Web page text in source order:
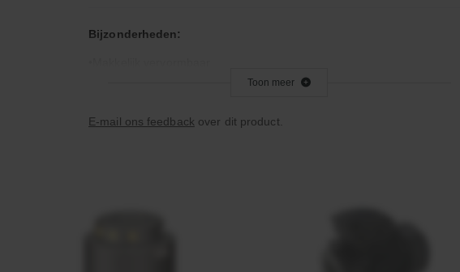
Bijzonderheden:
Toepassingsgebied:
Toon meer
E-mail ons feedback over dit product.